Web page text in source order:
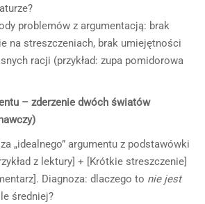
problemów z argumentacją: brak
na streszczeniach, brak umiejętności
racji (przykład: zupa pomidorowa
– zderzenie dwóch światów
„idealnego” argumentu z podstawówki
z lektury] + [Krótkie streszczenie]
Diagnoza: dlaczego to nie jest
średniej?